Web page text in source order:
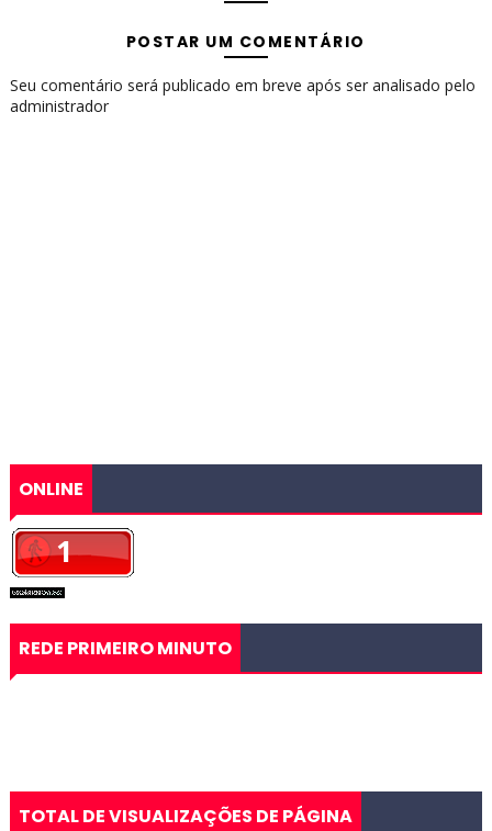
POSTAR UM COMENTÁRIO
Seu comentário será publicado em breve após ser analisado pelo
administrador
ONLINE
REDE PRIMEIRO MINUTO
TOTAL DE VISUALIZAÇÕES DE PÁGINA